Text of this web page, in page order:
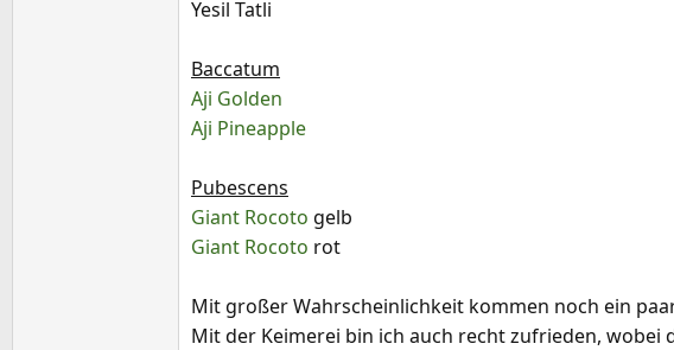
Yesil Tatli
Baccatum
Aji Golden
Aji Pineapple
Pubescens
Giant Rocoto gelb
Giant Rocoto rot
Mit großer Wahrscheinlichkeit kommen noch ein
Mit der Keimerei bin ich auch recht zufrieden, wobei